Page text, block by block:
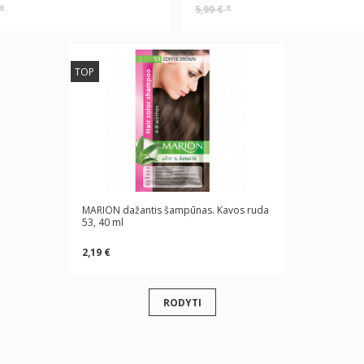
*
5,99 €*
TOP
MARION dažantis šampūnas. Kavos ruda
53, 40 ml
2,19 €
RODYTI